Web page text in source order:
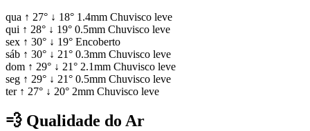
qua ↑ 27° ↓ 18° 1.4mm Chuvisco leve
qui ↑ 28° ↓ 19° 0.5mm Chuvisco leve
sex ↑ 30° ↓ 19° Encoberto
sáb ↑ 30° ↓ 21° 0.3mm Chuvisco leve
dom ↑ 29° ↓ 21° 2.1mm Chuvisco leve
seg ↑ 29° ↓ 21° 0.5mm Chuvisco leve
ter ↑ 27° ↓ 20° 2mm Chuvisco leve
💨 Qualidade do Ar